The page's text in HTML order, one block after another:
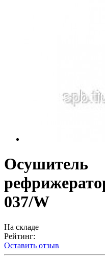
Осушитель
037/W
На складе
Рейтинг:
Оставить отзыв